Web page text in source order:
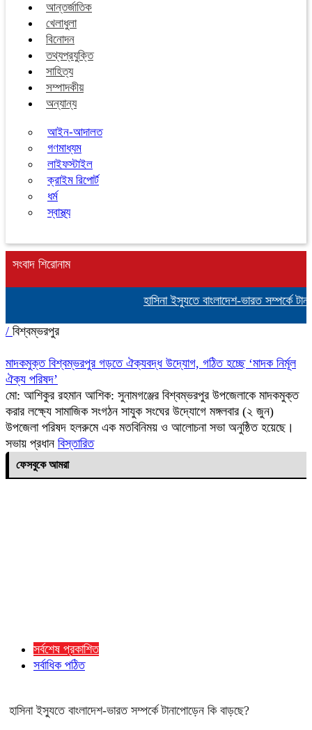
আন্তর্জাতিক
খেলাধুলা
বিনোদন
তথ্যপ্রযুক্তি
সাহিত্য
সম্পাদকীয়
অন্যান্য
আইন-আদালত
গণমাধ্যম
লাইফস্টাইল
ক্রাইম রিপোর্ট
ধর্ম
স্বাস্থ্য
সংবাদ শিরোনাম
হাসিনা ইস্যুতে বাংলাদেশ-ভারত সম্পর্কে
/ বিশ্বম্ভরপুর
মাদকমুক্ত বিশ্বম্ভরপুর গড়তে ঐক্যবদ্ধ উদ্যোগ, গঠিত হচ্ছে ‘মাদক নির্মূল
ঐক্য পরিষদ’
মো: আশিকুর রহমান আশিক: সুনামগঞ্জের বিশ্বম্ভরপুর উপজেলাকে মাদকমুক্ত
করার লক্ষ্যে সামাজিক সংগঠন সাযুক সংঘের উদ্যোগে মঙ্গলবার (২ জুন)
উপজেলা পরিষদ হলরুমে এক মতবিনিময় ও আলোচনা সভা অনুষ্ঠিত হয়েছে।
সভায় প্রধান বিস্তারিত
ফেসবুকে আমরা
সর্বশেষ প্রকাশিত
সর্বাধিক পঠিত
হাসিনা ইস্যুতে বাংলাদেশ-ভারত সম্পর্কে টানাপোড়েন কি বাড়ছে?